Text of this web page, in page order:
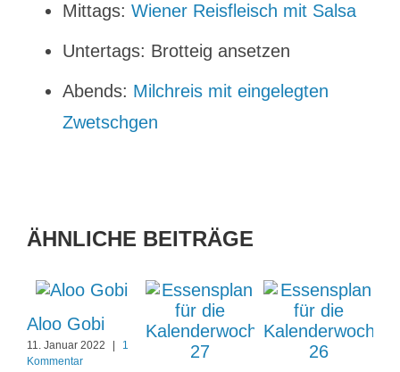
Mittags: Wiener Reisfleisch mit Salsa
Untertags: Brotteig ansetzen
Abends: Milchreis mit eingelegten
Zwetschgen
ÄHNLICHE BEITRÄGE
Aloo Gobi
11. Januar 2022
1
Kommentar